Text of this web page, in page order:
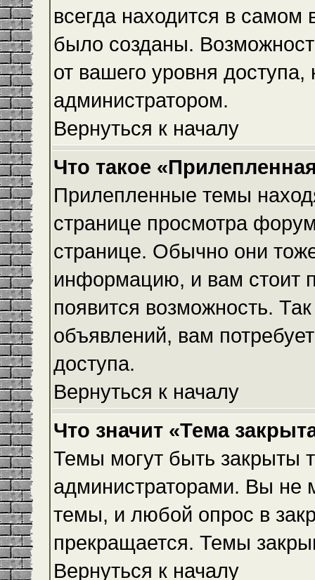
всегда находится в
было созданы.
от вашего уровня
администратором.
Вернуться к началу
Что такое
Прилепленные темы
странице просмотра
странице. Обычно они
информацию, и вам стоит
появится возможность.
объявлений, вам
доступа.
Вернуться к началу
Что значит «Тема
Темы могут быть закрыты
администраторами. Вы не
темы, и любой опрос в
прекращается. Темы
Вернуться к началу